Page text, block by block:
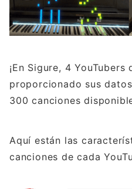
¡En Sigure, 4
proporcionado sus
300 canciones
Aquí están las
canciones de cada